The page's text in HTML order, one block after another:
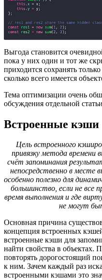
Выгода становится
пока у них один и тот же
приходится сохранять
сколько всего имеется
Тема оптимизации очень
обсуждения отдельной
Встроенные кэши
Цель встроенного
привязку метода времени
счёт запоминания
непосредственно в месте
особенно полезно для
большинство, если не все
время выполнения и где
не могут
Основная причина
концепция встроенных
встроенные кэши для
найти свойства в объектах.
повторять дорогостоящий
к ним. Зачем каждый раз
встроенными кэшами это